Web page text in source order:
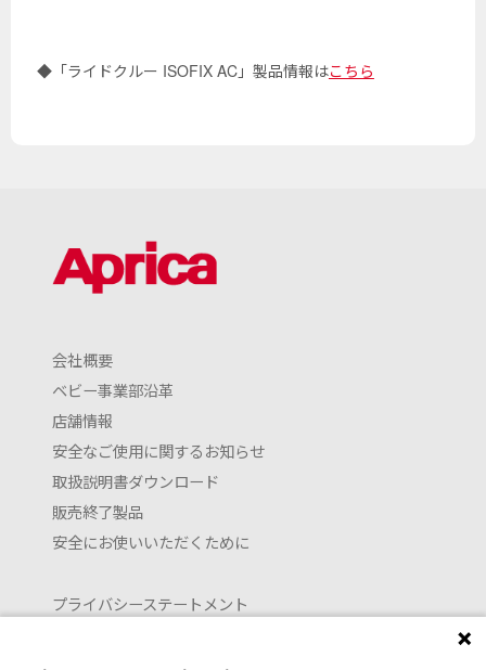
◆「ライドクルー ISOFIX AC」製品情報はこちら
会社概要
ベビー事業部沿革
店舗情報
安全なご使用に関するお知らせ
取扱説明書ダウンロード
販売終了製品
安全にお使いいただくために
プライバシーステートメント